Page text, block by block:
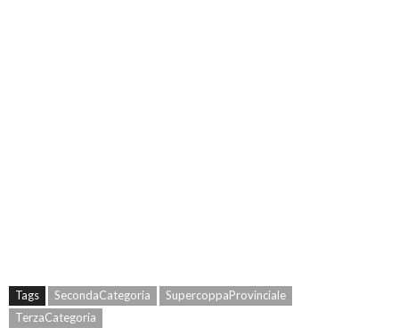
Tags SecondaCategoria
SupercoppaProvinciale
TerzaCategoria